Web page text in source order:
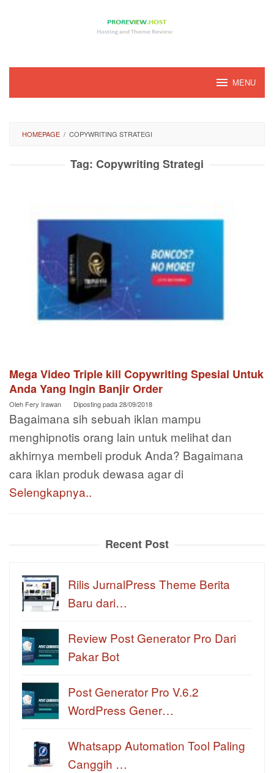
MENU
HOMEPAGE / COPYWRITING STRATEGI
Tag: Copywriting Strategi
Mega Video Triple kill Copywriting Spesial Untuk
Anda Yang Ingin Banjir Order
Oleh Fery Irawan Diposting pada28/09/2018
Bagaimana sih sebuah iklan mampu
menghipnotis orang lain untuk melihat dan
akhirnya membeli produk Anda? Bagaimana
cara iklan produk dewasa agar di
Selengkapnya..
Recent Post
Rilis JurnalPress Theme Berita
Baru dari…
Review Post Generator Pro Dari
Pakar Bot
Post Generator Pro V.6.2
WordPress Gener…
Whatsapp Automation Tool Paling
Canggih …